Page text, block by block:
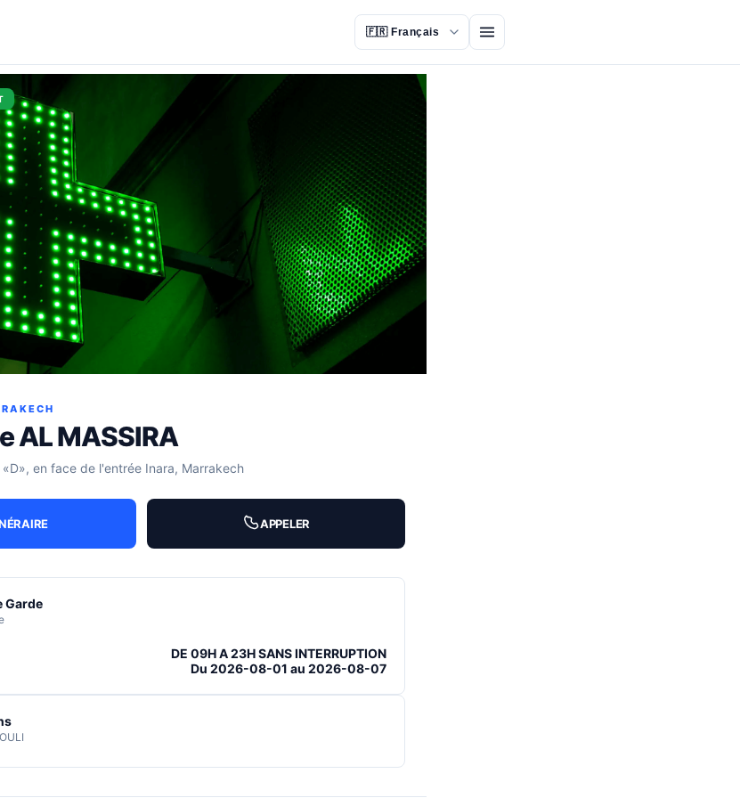
Ouvrir le menu
AL MASSIRA
en face de l'entrée Inara, Marrakech
APPELER
Garde
DE 09H A 23H SANS INTERRUPTION
Du 2026-08-01 au 2026-08-07